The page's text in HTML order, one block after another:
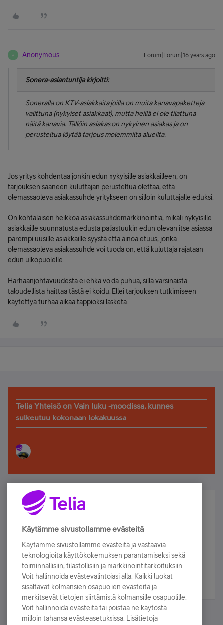
A Anonymous Forum|Forum|16 years ago
Sonera-asiantuntija kirjoitti:
Soneralla on KTV-asiakkaita joilla on muita kanavapaketteja
valittuna (nykyiset asiakkaat), mutta heillä ei ole tilattuna
näitä kanavia. Tällöin asiakas on nykyinen asiakas ja on
perusteltua löytää tarjous molemmilta alueilta.
Jos yritys kohdentaa jonkin edun nykyisille asiakkailleen, on
tarjouksen saaneen kuluttajan perusteltua olettaa, että
olemassaoleva asiakassuhde yritykseen on silloin kuluttajalle eduksi.
On kohtalaisen heikkoa asiakassuhdemarkkinointia, mikäli nykyisille
asiakkaille suunnatusta edusta paljastuukin edun olevan itse asiassa
parempi uusille asiakkaille syystä että ainoa etuus, jonka
olemassaoleva asiakassuhde voi tuoda on, että kuluttaja rajataan
edun ulkopuolelle.
Harhaanjohtavuudesta ei ehkä voida puhua, sillä varsinaista
taloudellista haittaa tästä ei koidu. Ellei tarjouksen tutkimiseen
käytettyä turhaa aikaa tappioksi lasketa.
Telia Yhteisö on Vain luku -moodissa, kunnes
sulkeutuu kokonaan lokakuussa
Älä jää paitsi – osallistu ja voita!
Tilaa Telian uutiskirje ja olet mukana arvonnassa.
sähköpostiisi.
Tilaa nyt
Käytämme sivustollamme evästeitä
Käytämme sivustollamme evästeitä ja vastaavia
teknologioita käyttökokemuksen parantamiseksi sekä
toiminnallisiin, tilastollisiin ja markkinointitarkoituksiin.
Voit hallinnoida evästevalintojasi alla. Kaikki luokat
sisältävät kolmansien osapuolien evästeitä ja
merkitsevät tietojen siirtämistä kolmansille osapuolille.
Voit hallinnoida evästeitä tai poistaa ne käytöstä
milloin tahansa evästeasetuksissa. Lisätietoja